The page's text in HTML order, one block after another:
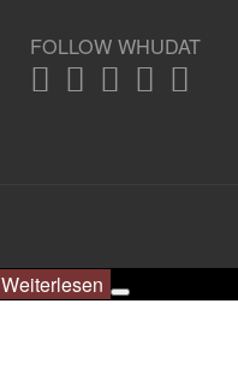
FOLLOW WHUDAT
Weiterlesen